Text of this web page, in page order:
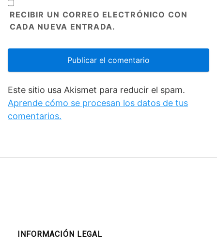
RECIBIR UN CORREO ELECTRÓNICO CON
CADA NUEVA ENTRADA.
Este sitio usa Akismet para reducir el spam.
Aprende cómo se procesan los datos de tus
comentarios.
INFORMACIÓN LEGAL